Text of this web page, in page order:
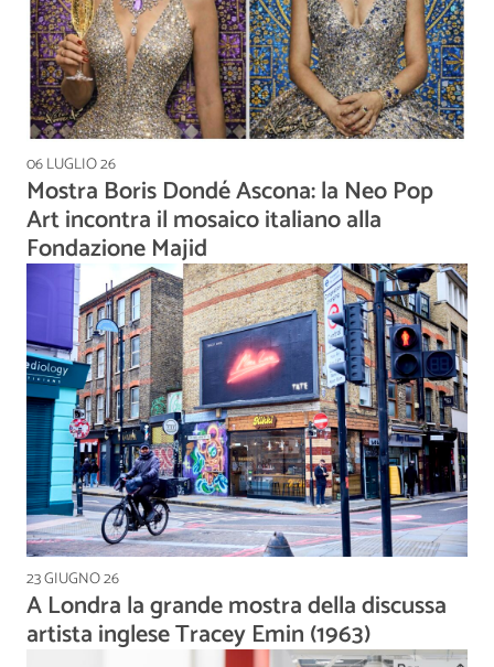
06 LUGLIO 26
Mostra Boris Dondé Ascona: la Neo Pop
Art incontra il mosaico italiano alla
Fondazione Majid
23 GIUGNO 26
A Londra la grande mostra della discussa
artista inglese Tracey Emin (1963)